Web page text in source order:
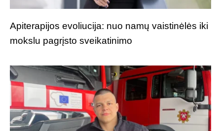
Apiterapijos evoliucija: nuo namų vaistinėlės iki
mokslu pagrįsto sveikatinimo